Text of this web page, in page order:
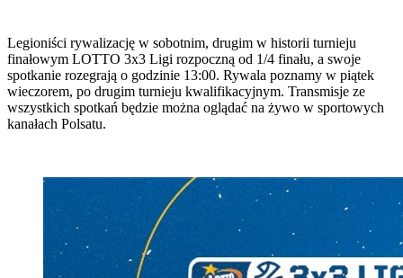
Legioniści rywalizację w sobotnim, drugim w historii turnieju
finałowym LOTTO 3x3 Ligi rozpoczną od 1/4 finału, a swoje
spotkanie rozegrają o godzinie 13:00. Rywala poznamy w piątek
wieczorem, po drugim turnieju kwalifikacyjnym. Transmisje ze
wszystkich spotkań będzie można oglądać na żywo w sportowych
kanałach Polsatu.